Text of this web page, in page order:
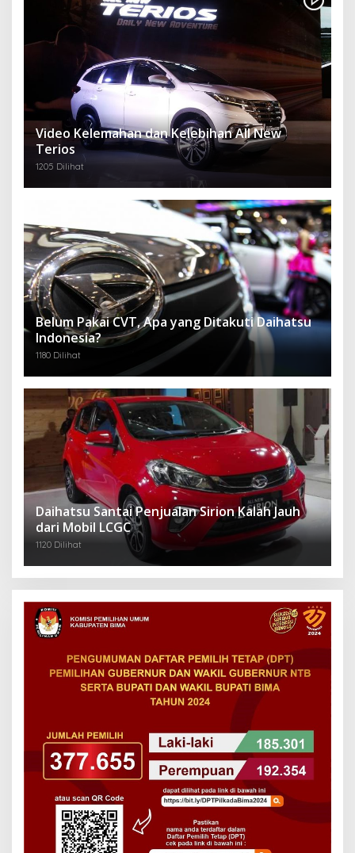
Video Kelemahan dan Kelebihan All New
Terios
1205 Dilihat
Belum Pakai CVT, Apa yang Ditakuti Daihatsu
Indonesia?
1180 Dilihat
Daihatsu Santai Penjualan Sirion Kalah Jauh
dari Mobil LCGC
1120 Dilihat